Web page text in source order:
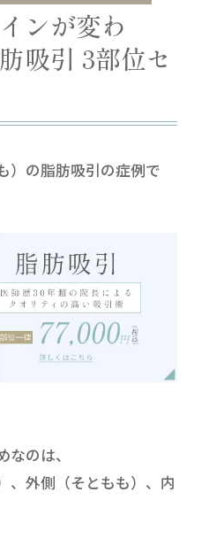
ンが変わ
吸引 3部位セ
）の脂肪吸引の症例で
のは、
、外側（そともも）、内